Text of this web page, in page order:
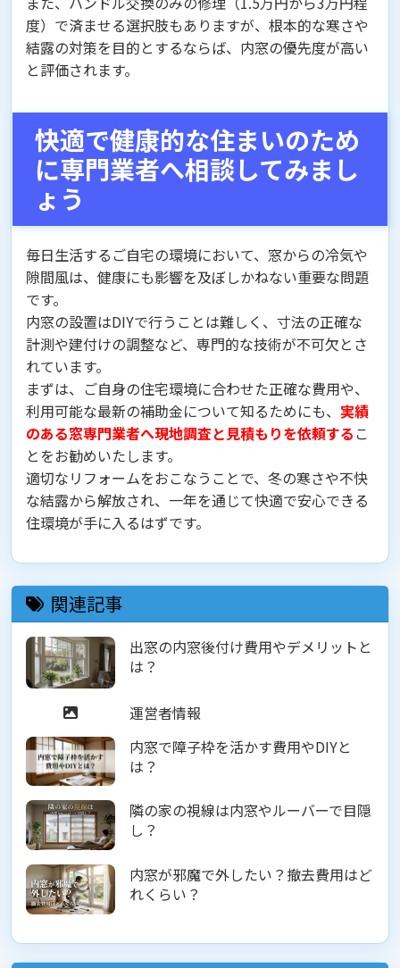
度）で済ませる選択肢もありますが、根本的な寒さや
結露の対策を目的とするならば、内窓の優先度が高い
と評価されます。
快適で健康的な住まいのため
に専門業者へ相談してみまし
ょう
毎日生活するご自宅の環境において、窓からの冷気や
隙間風は、健康にも影響を及ぼしかねない重要な問題
です。
内窓の設置はDIYで行うことは難しく、寸法の正確な
計測や建付けの調整など、専門的な技術が不可欠とさ
れています。
まずは、ご自身の住宅環境に合わせた正確な費用や、
利用可能な最新の補助金について知るためにも、 実績
のある窓専門業者へ現地調査と見積もりを依頼する こ
とをお勧めいたします。
適切なリフォームをおこなうことで、冬の寒さや不快
な結露から解放され、一年を通じて快適で安心できる
住環境が手に入るはずです。
関連記事
出窓の内窓後付け費用やデメリットと
は？
運営者情報
内窓で障子枠を活かす費用やDIYと
は？
隣の家の視線は内窓やルーバーで目隠
し？
内窓が邪魔で外したい？撤去費用はど
れくらい？